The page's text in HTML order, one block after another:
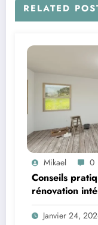
RELATED
Mikael 0
Conseils
rénovation
Janvier 24,